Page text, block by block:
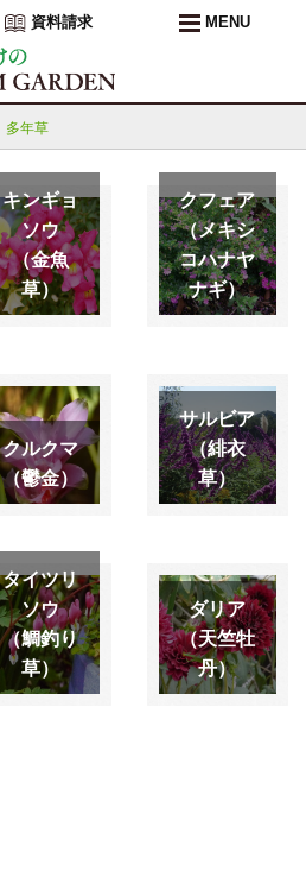
資料請求 MENU
多年草
キンギョ
ソウ
（金魚
草）
クフェア
（メキシ
コハナヤ
ナギ）
クルクマ
（鬱金）
サルビア
（緋衣
草）
タイツリ
ソウ
（鯛釣り
草）
ダリア
（天竺牡
丹）